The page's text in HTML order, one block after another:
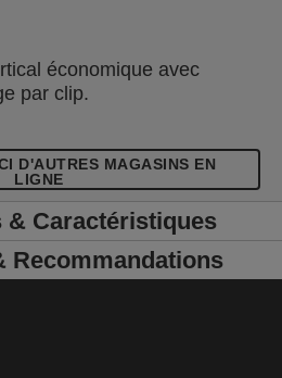
économique avec
par clip.
D'AUTRES MAGASINS EN
LIGNE
& Caractéristiques
Recommandations